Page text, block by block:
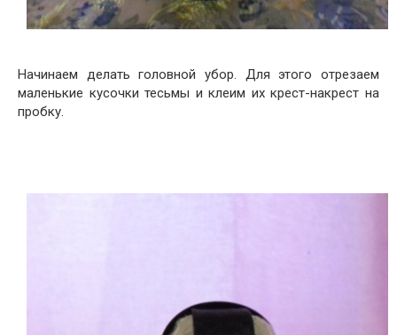
Начинаем делать головной убор. Для этого отрезаем
маленькие кусочки тесьмы и клеим их крест-накрест на
пробку.